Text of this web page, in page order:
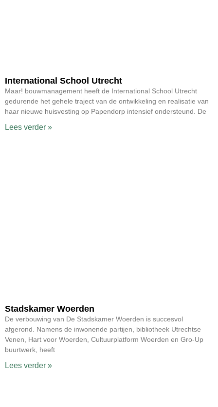
International School Utrecht
Maar! bouwmanagement heeft de International School Utrecht
gedurende het gehele traject van de ontwikkeling en realisatie van
haar nieuwe huisvesting op Papendorp intensief ondersteund. De
Lees verder »
Stadskamer Woerden
De verbouwing van De Stadskamer Woerden is succesvol
afgerond. Namens de inwonende partijen, bibliotheek Utrechtse
Venen, Hart voor Woerden, Cultuurplatform Woerden en Gro-Up
buurtwerk, heeft
Lees verder »